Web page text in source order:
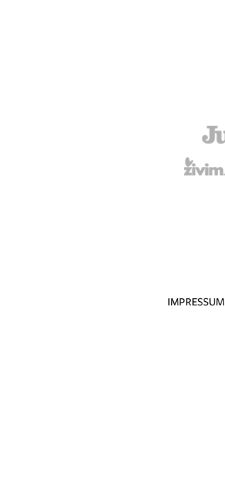
IMPRESSUM